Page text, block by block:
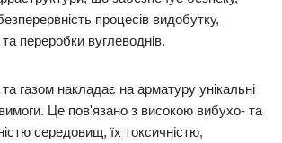
процесів видобутку,
переробки вуглеводнів.
газом накладає на арматуру унікальні
Це пов'язано з високою вибухо- та
середовищ, їх токсичністю,